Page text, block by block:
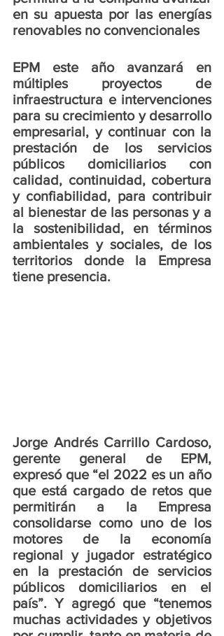
en su apuesta por las energías
renovables no convencionales
EPM este año avanzará en
múltiples proyectos de
infraestructura e intervenciones
para su crecimiento y desarrollo
empresarial, y continuar con la
prestación de los servicios
públicos domiciliarios con
calidad, continuidad, cobertura
y confiabilidad, para contribuir
al bienestar de las personas y a
la sostenibilidad, en términos
ambientales y sociales, de los
territorios donde la Empresa
tiene presencia.
Jorge Andrés Carrillo Cardoso,
gerente general de EPM,
expresó que “el 2022 es un año
que está cargado de retos que
permitirán a la Empresa
consolidarse como uno de los
motores de la economía
regional y jugador estratégico
en la prestación de servicios
públicos domiciliarios en el
país”. Y agregó que “tenemos
muchas actividades y objetivos